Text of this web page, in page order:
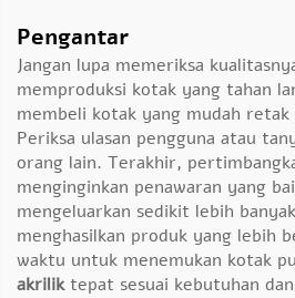
Pengantar
Jangan lupa memeriksa
memproduksi kotak yang tahan
membeli kotak yang mudah
Periksa ulasan pengguna atau
orang lain. Terakhir,
menginginkan penawaran yang
mengeluarkan sedikit lebih
menghasilkan produk yang lebih
waktu untuk menemukan kotak
akrilik tepat sesuai kebutuhan